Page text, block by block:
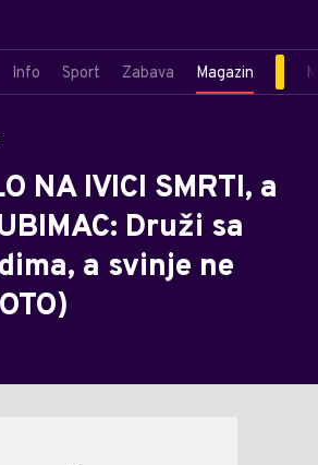
Info Sport Zabava Magazin
NA IVICI SMRTI, a
Druži sa
a svinje ne